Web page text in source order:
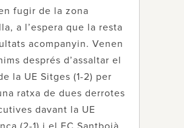
fugir de la zona
a l’espera que la resta
acompanyin. Venen
després d’assaltar el
la UE Sitges (1-2) per
ratxa de dues derrotes
davant la UE